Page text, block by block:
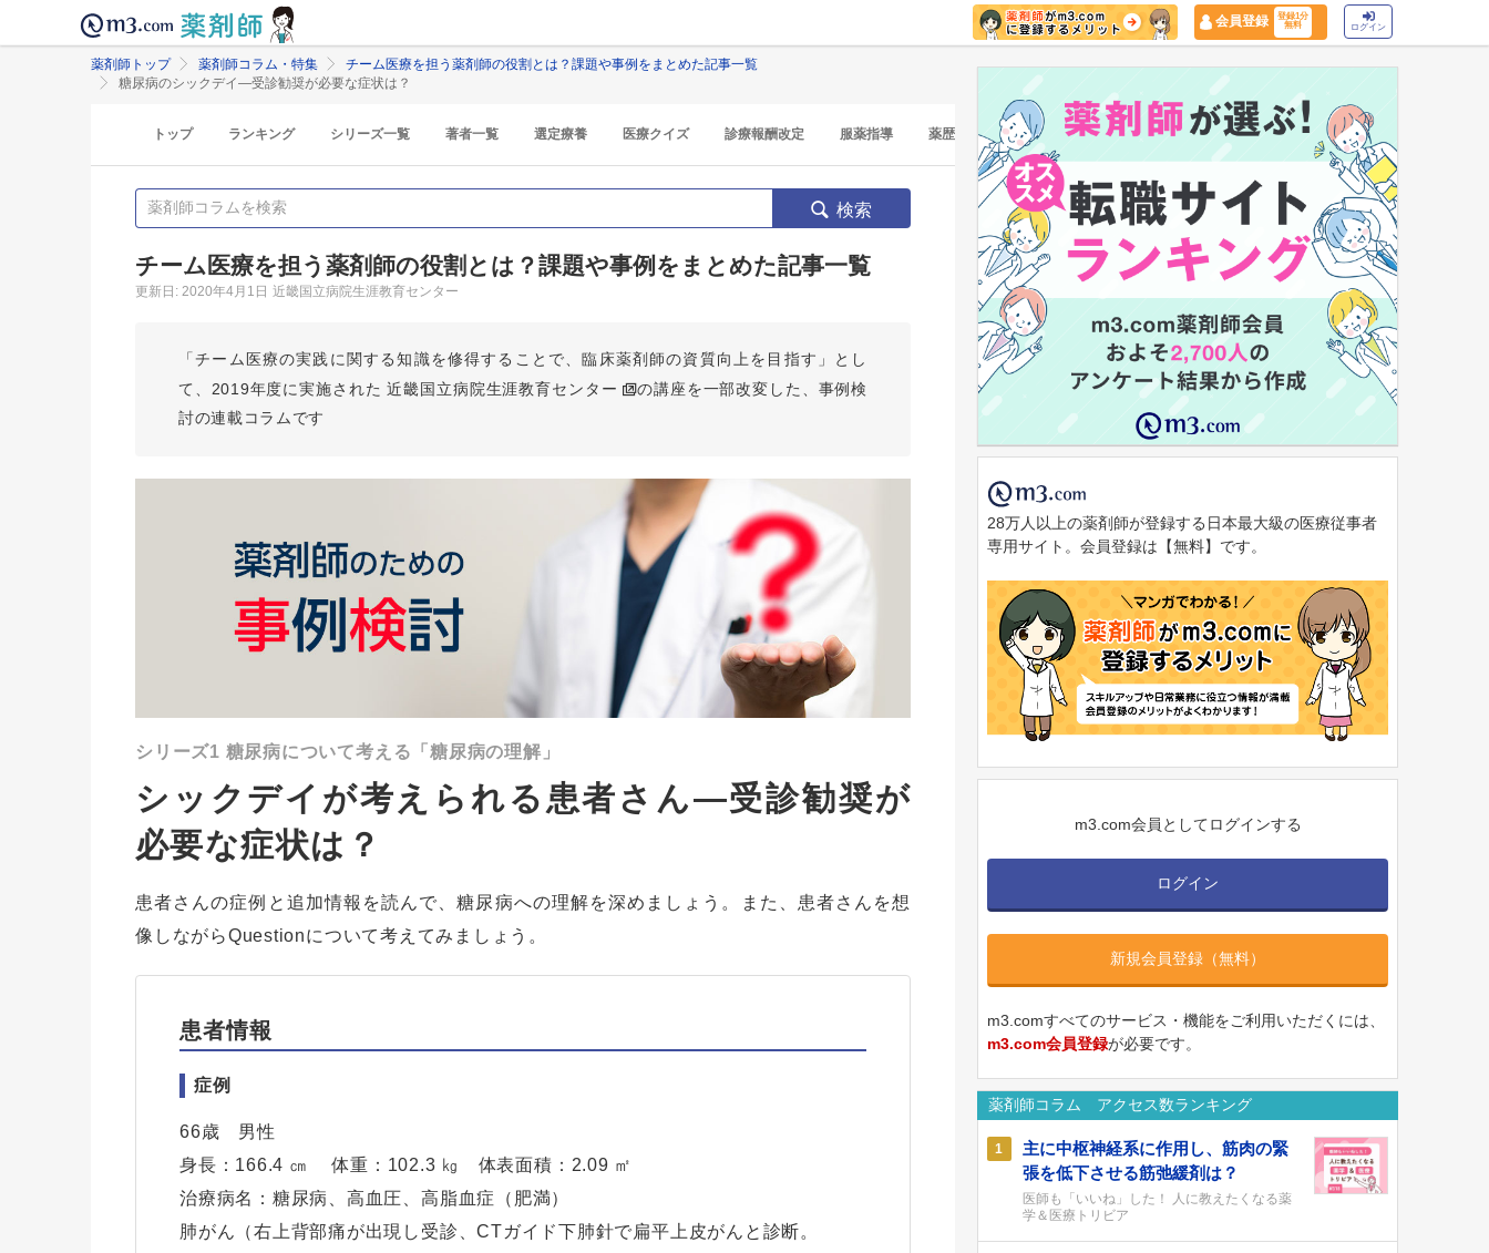
会員登録
登録1分
無料
ログイン
薬剤師トップ 薬剤師コラム・特集
チーム医療を担う薬剤師の役割とは？課題や事例をまとめた記事一覧
糖尿病のシックデイ―受診勧奨が必要な症状は？
トップ ランキング シリーズ一覧 著者一覧 選定療養 医療クイズ 診療報酬改定 服薬指導 薬歴 マイナ保険証
検索
チーム医療を担う薬剤師の役割とは？課題や事例をまとめた記事一覧
更新日: 2020年4月1日 近畿国立病院生涯教育センター
「チーム医療の実践に関する知識を修得することで、臨床薬剤師の資質向上を目指す」とし
て、2019年度に実施された 近畿国立病院生涯教育センター
の講座を一部改変した、事例検
討の連載コラムです
シリーズ1 糖尿病について考える「糖尿病の理解」
シックデイが考えられる患者さん―受診勧奨が
必要な症状は？
患者さんの症例と追加情報を読んで、糖尿病への理解を深めましょう。また、患者さんを想
像しながらQuestionについて考えてみましょう。
患者情報
症例
66歳 男性
身長：166.4 ㎝ 体重：102.3 ㎏ 体表面積：2.09 ㎡
治療病名：糖尿病、高血圧、高脂血症（肥満）
肺がん（右上背部痛が出現し受診、CTガイド下肺針で扁平上皮がんと診断。
28万人以上の薬剤師が登録する日本最大級の医療従事者
専用サイト。会員登録は【無料】です。
m3.com会員としてログインする
ログイン
新規会員登録（無料）
m3.comすべてのサービス・機能をご利用いただくには、
m3.com会員登録が必要です。
薬剤師コラム アクセス数ランキング
1
主に中枢神経系に作用し、筋肉の緊
張を低下させる筋弛緩剤は？
医師も「いいね」した！ 人に教えたくなる薬
学＆医療トリビア